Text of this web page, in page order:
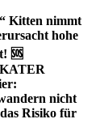
Kitten nimmt
hohe
🆘
nicht
Risiko für